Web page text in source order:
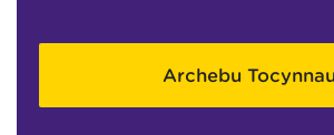
Archebu Tocynnau